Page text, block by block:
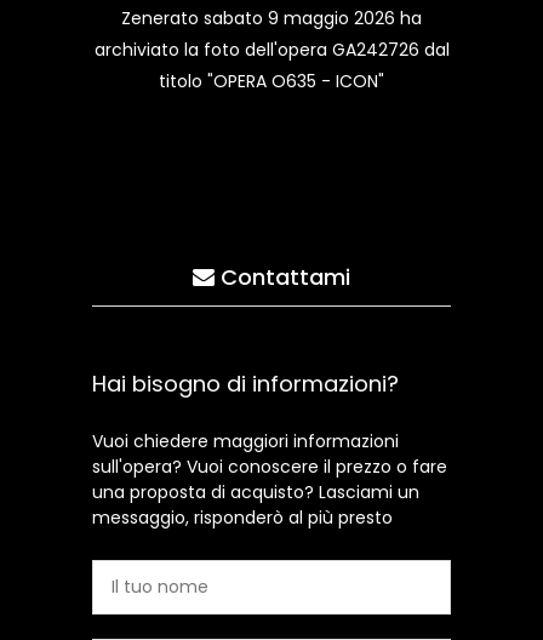
Zenerato sabato 9 maggio 2026 ha
archiviato la foto dell'opera GA242726 dal
titolo "OPERA O635 - ICON"
Contattami
Hai bisogno di informazioni?
Vuoi chiedere maggiori informazioni
sull'opera? Vuoi conoscere il prezzo o fare
una proposta di acquisto? Lasciami un
messaggio, risponderò al più presto